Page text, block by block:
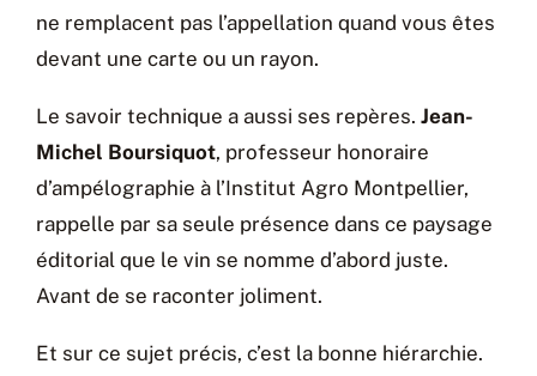
ne remplacent pas l’appellation quand vous êtes
devant une carte ou un rayon.
Le savoir technique a aussi ses repères. Jean-
Michel Boursiquot, professeur honoraire
d’ampélographie à l’Institut Agro Montpellier,
rappelle par sa seule présence dans ce paysage
éditorial que le vin se nomme d’abord juste.
Avant de se raconter joliment.
Et sur ce sujet précis, c’est la bonne hiérarchie.